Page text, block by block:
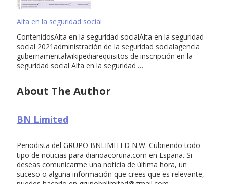
Alta en la seguridad social
ContenidosAlta en la seguridad socialAlta en la seguridad
social 2021administración de la seguridad socialagencia
gubernamentalwikipediarequisitos de inscripción en la
seguridad social Alta en la seguridad …
About The Author
BN Limited
Periodista del GRUPO BNLIMITED N.W. Cubriendo todo
tipo de noticias para diarioacoruna.com en España. Si
deseas comunicarme una noticia de última hora, un
suceso o alguna información que crees que es relevante,